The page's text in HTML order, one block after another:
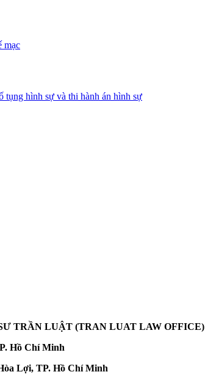
mạc
tụng hình sự và thi hành án hình sự
TRẦN LUẬT (TRAN LUAT LAW OFFICE)
Hồ Chí Minh
Lợi, TP. Hồ Chí Minh